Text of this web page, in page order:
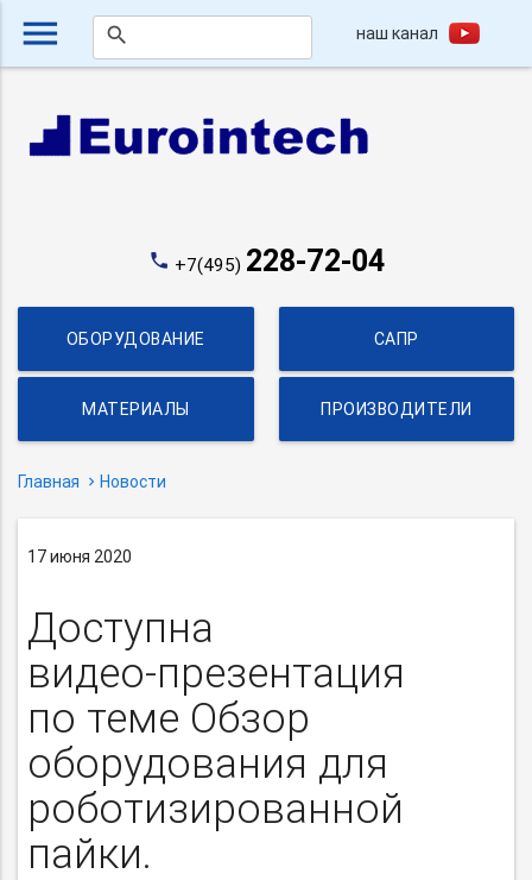
menu search наш канал
phone +7(495) 228-72-04
ОБОРУДОВАНИЕ САПР
МАТЕРИАЛЫ ПРОИЗВОДИТЕЛИ
Главная Новости
17 июня 2020
Доступна
видео-презентация
по теме Обзор
оборудования для
роботизированной
пайки.